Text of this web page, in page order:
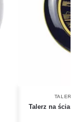
Talerz na